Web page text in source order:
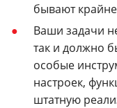
бывают
Ваши задачи
так и должно
особые
настроек,
штатную